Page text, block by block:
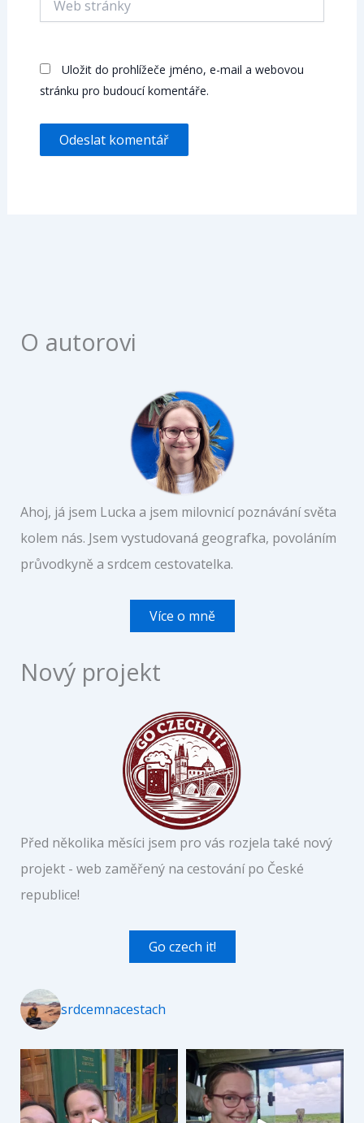
stránky
Uložit do prohlížeče jméno, e-mail a webovou
stránku pro budoucí komentáře.
O autorovi
Ahoj, já jsem Lucka a jsem milovnicí poznávání světa
kolem nás. Jsem vystudovaná geografka, povoláním
průvodkyně a srdcem cestovatelka.
Více o mně
Nový projekt
Před několika měsíci jsem pro vás rozjela také nový
projekt - web zaměřený na cestování po České
republice!
Go czech it!
srdcemnacestach